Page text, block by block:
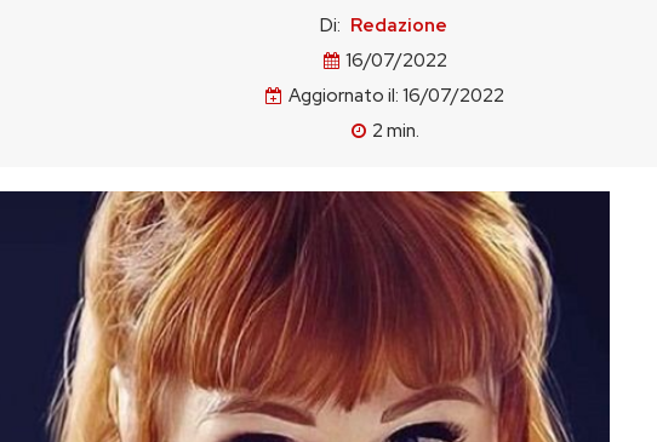
Di: Redazione
16/07/2022
Aggiornato il: 16/07/2022
2 min.